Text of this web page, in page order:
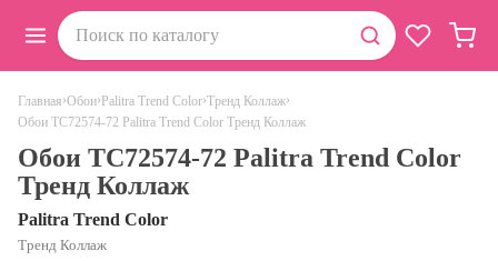
Главная›Обои› Palitra Trend Color›Тренд Коллаж›
Обои TC72574-72 Palitra Trend Color Тренд Коллаж
Обои TC72574-72 Palitra Trend Color
Тренд Коллаж
Palitra Trend Color
Тренд Коллаж